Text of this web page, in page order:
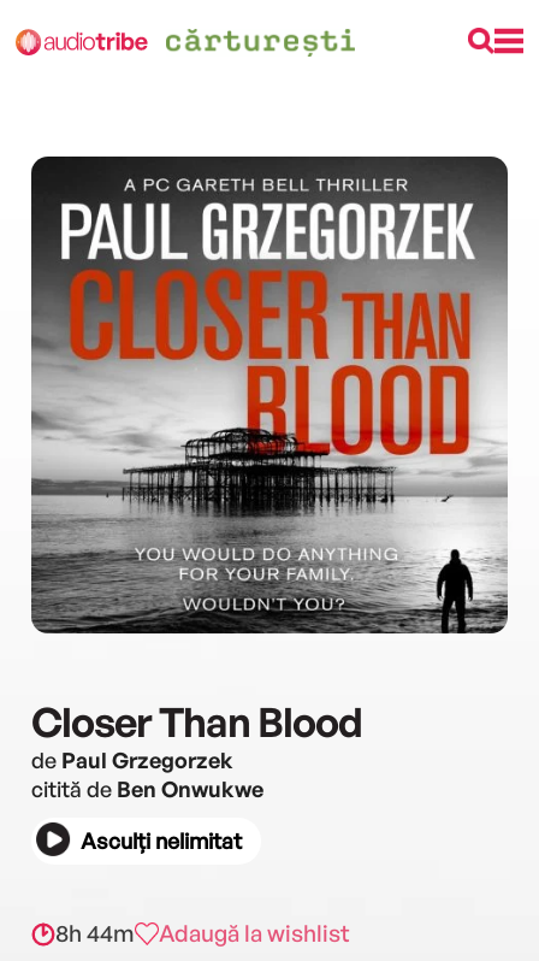
Closer Than Blood
de Paul Grzegorzek
citită de Ben Onwukwe
Asculți nelimitat
8h 44m Adaugă la wishlist